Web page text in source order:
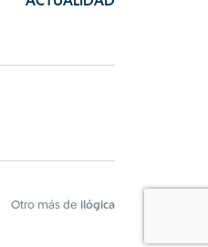
Otro más de ilógica